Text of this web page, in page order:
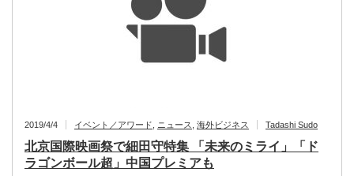
2019/4/4 イベント／アワード ニュース 海外ビジネス Tadashi Sudo
北京国際映画祭で細田守特集 「未来のミライ」「ド
ラゴンボール超」中国プレミアも